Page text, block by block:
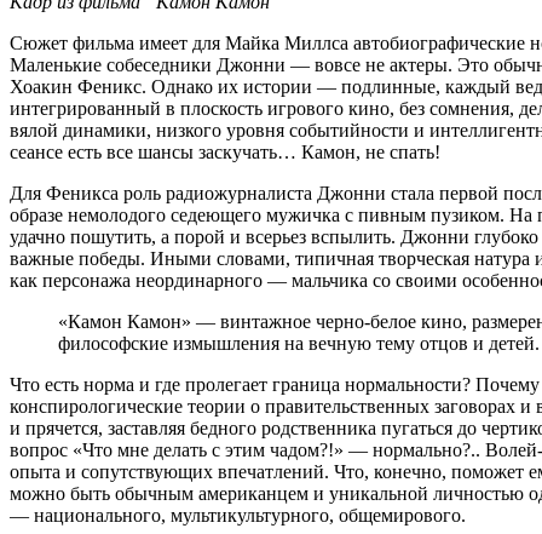
Сюжет фильма имеет для Майка Миллса автобиографические
Маленькие собеседники Джонни — вовсе не актеры. Это
Хоакин Феникс. Однако их истории — подлинные, каждый
интегрированный в плоскость игрового кино, без сомнения,
вялой динамики, низкого уровня событийности и
сеансе есть все шансы заскучать… Камон, не спать!
Для Феникса роль радиожурналиста Джонни стала первой
образе немолодого седеющего мужичка с пивным пузиком. На
удачно пошутить, а порой и всерьез вспылить. Джонни
важные победы. Иными словами, типичная творческая
как персонажа неординарного — мальчика со своими
«Камон Камон» — винтажное черно-белое кино,
философские измышления на вечную тему отцов и детей.
Что есть норма и где пролегает граница нормальности?
конспирологические теории о правительственных заговорах
и прячется, заставляя бедного родственника пугаться до
вопрос «Что мне делать с этим чадом?!» — нормально?..
опыта и сопутствующих впечатлений. Что, конечно, поможет
можно быть обычным американцем и уникальной личностью
— национального, мультикультурного, общемирового.